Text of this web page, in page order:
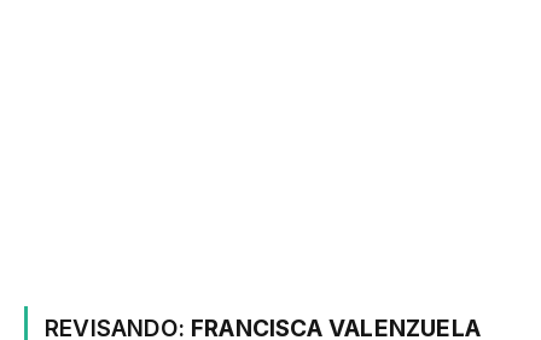
REVISANDO: FRANCISCA VALENZUELA